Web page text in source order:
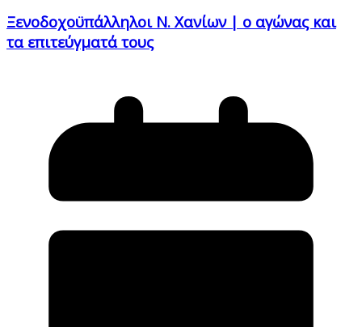
Ξενοδοχοϋπάλληλοι Ν. Χανίων | ο αγώνας και
τα επιτεύγματά τους